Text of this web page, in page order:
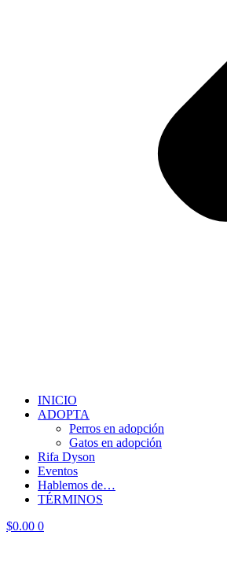
INICIO
ADOPTA
Perros en adopción
Gatos en adopción
Rifa Dyson
Eventos
Hablemos de…
TÉRMINOS
$0.00 0